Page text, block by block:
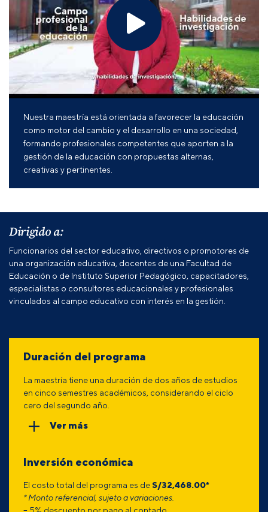
Nuestra maestría está orientada a favorecer la educación
como motor del cambio y el desarrollo en una sociedad,
formando profesionales competentes que aporten a la
gestión de la educación con propuestas alternas,
creativas y pertinentes.
Dirigido a:
Funcionarios del sector educativo, directivos o promotores de
una organización educativa, docentes de una Facultad de
Educación o de Instituto Superior Pedagógico, capacitadores,
especialistas o consultores educacionales y profesionales
vinculados al campo educativo con interés en la gestión.
Duración del programa
La maestría tiene una duración de dos años de estudios
en cinco semestres académicos, considerando el ciclo
cero del segundo año.
Ver más
Inversión económica
El costo total del programa es deS/32,468.00*
* Monto referencial, sujeto a variaciones.